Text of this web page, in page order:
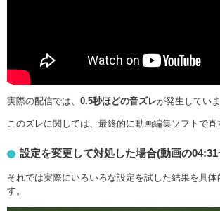
実際の配信では、 0.5秒ほどの音ズレが発生していま
このズレに関しては、最終的に動画編集ソフトで直
設定を変更して対処した場合(動画の
それでは実際にいろいろな設定を試した結果を具体
す。